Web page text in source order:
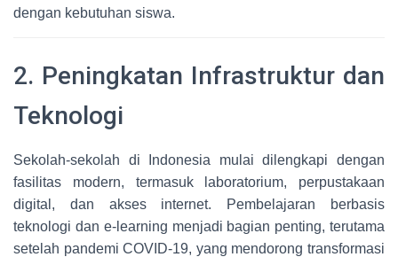
dengan kebutuhan siswa.
2. Peningkatan Infrastruktur dan
Teknologi
Sekolah-sekolah di Indonesia mulai dilengkapi dengan
fasilitas modern, termasuk laboratorium, perpustakaan
digital, dan akses internet. Pembelajaran berbasis
teknologi dan e-learning menjadi bagian penting, terutama
setelah pandemi COVID-19, yang mendorong transformasi